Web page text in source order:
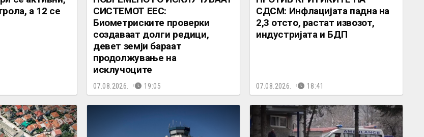
а 12 се
СИСТЕМОТ ЕЕС:
Биометриските проверки
создаваат долги редици,
девет земји бараат
продолжување на
исклучоците
07.08.2026. 19:05
СДСМ: Инфлацијата падна на
2,3 отсто, растат извозот,
индустријата и БДП
07.08.2026. 18:41